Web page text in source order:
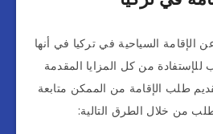
الإقامة السياحية في تركيا في أنها
من كل المزايا المقدمة
طلب الإقامة من الممكن متابعة
من خلال الطرق التالية: